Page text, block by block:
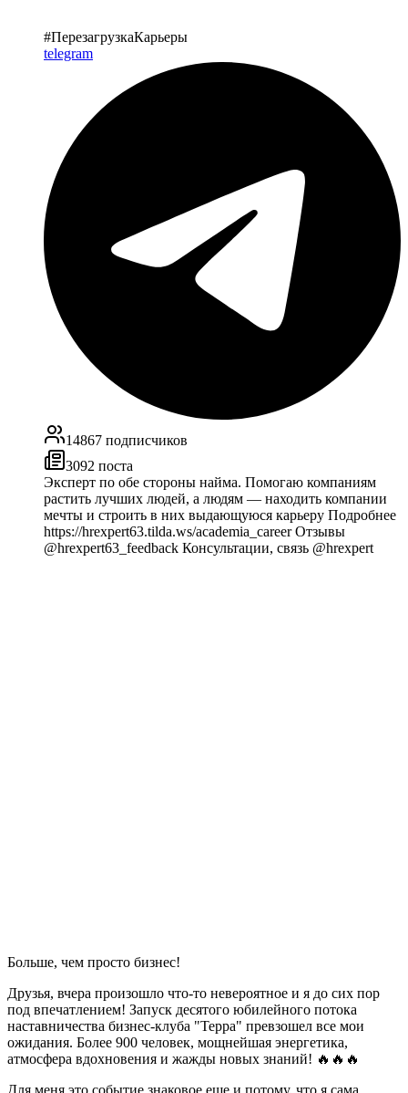
#ПерезагрузкаКарьеры
telegram
14867 подписчиков
3092 поста
Эксперт по обе стороны найма. Помогаю компаниям
растить лучших людей, а людям — находить компании
мечты и строить в них выдающуюся карьеру Подробнее
https://hrexpert63.tilda.ws/academia_career Отзывы
@hrexpert63_feedback Консультации, связь @hrexpert
Больше, чем просто бизнес!
Друзья, вчера произошло что-то невероятное и я до сих пор
под впечатлением! Запуск десятого юбилейного потока
наставничества бизнес-клуба "Терра" превзошел все мои
ожидания. Более 900 человек, мощнейшая энергетика,
атмосфера вдохновения и жажды новых знаний! 🔥🔥🔥